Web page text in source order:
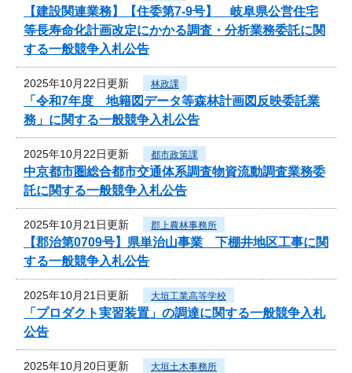
【建設関連業務】【住委第7-9号】 岐阜県公営住宅
等長寿命化計画改定にかかる調査・分析業務委託に関
する一般競争入札公告
2025年10月22日更新 林政課
「令和7年度 地籍図データ等森林計画図反映委託業
務」に関する一般競争入札公告
2025年10月22日更新 都市政策課
中京都市圏総合都市交通体系調査物資流動調査業務委
託に関する一般競争入札公告
2025年10月21日更新 郡上農林事務所
【郡治第0709号】県単治山事業 下棚井地区工事に関
する一般競争入札公告
2025年10月21日更新 大垣工業高等学校
「プロダクト実習装置」の調達に関する一般競争入札
公告
2025年10月20日更新 大垣土木事務所